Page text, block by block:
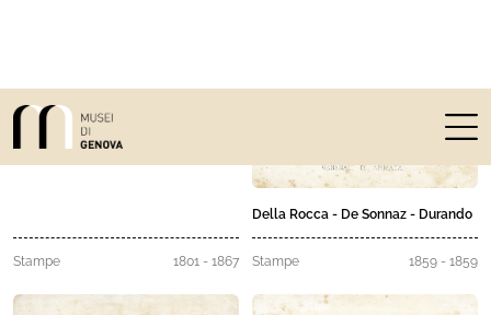
Stampe 1801 - 1867
Della Rocca - De Sonnaz - Durando
Stampe 1859 - 1859